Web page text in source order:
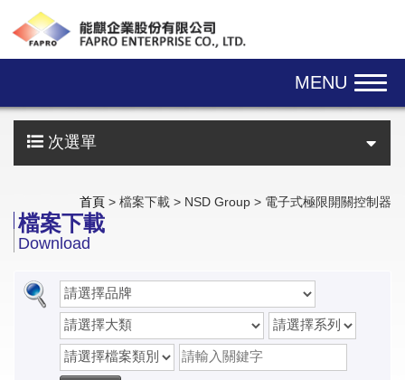
MENU
次選單
首頁 > 檔案下載 > NSD Group > 電子式極限開關控制器
檔案下載
Download